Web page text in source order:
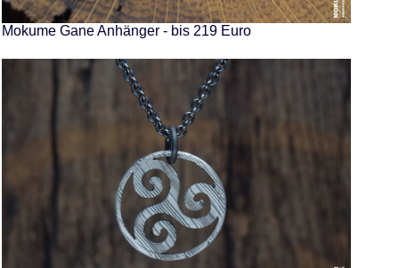
Mokume Gane Anhänger - bis 219 Euro